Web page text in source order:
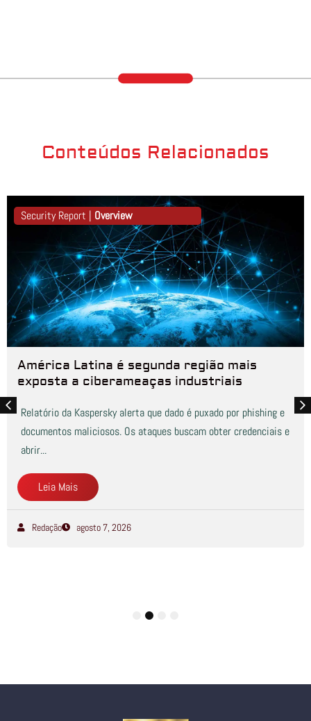
Conteúdos Relacionados
Security Report | Overview
América Latina é segunda região mais
exposta a ciberameaças industriais
Relatório da Kaspersky alerta que dado é puxado por phishing e
documentos maliciosos. Os ataques buscam obter credenciais e
abrir...
Leia Mais
Redação agosto 7, 2026